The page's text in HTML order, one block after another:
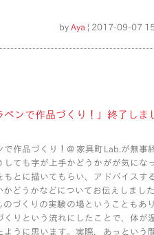
by Aya | 2017-09-07
ペンで作品づくり！」終了しま
で作品づくり！@ 家具町Lab.が無事
しても字が上手かどうかがが気にな
もとに描いてもらい、アドバイスす
かどうかなどについてお伝えしまし
のづくりの実験の場ということもあ
くりという流れにしたことで、体が
ように思います。実際、あっという